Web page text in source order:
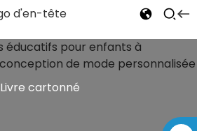
Livre cartonné